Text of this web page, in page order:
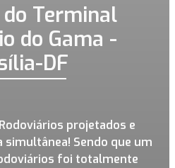
Terminal
do Gama -
DF
projetados e
Sendo que um
foi totalmente